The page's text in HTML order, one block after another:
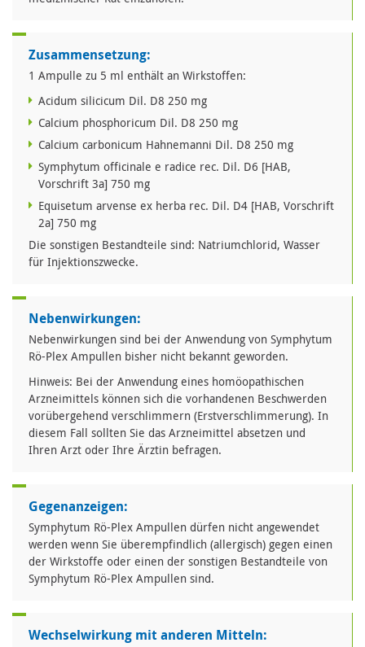
Zusammensetzung:
1 Ampulle zu 5 ml enthält an Wirkstoffen:
Acidum silicicum Dil. D8 250 mg
Calcium phosphoricum Dil. D8 250 mg
Calcium carbonicum Hahnemanni Dil. D8 250 mg
Symphytum officinale e radice rec. Dil. D6 [HAB,
Vorschrift 3a] 750 mg
Equisetum arvense ex herba rec. Dil. D4 [HAB, Vorschrift
2a] 750 mg
Die sonstigen Bestandteile sind: Natriumchlorid, Wasser
für Injektionszwecke.
Nebenwirkungen:
Nebenwirkungen sind bei der Anwendung von Symphytum
Rö-Plex Ampullen bisher nicht bekannt geworden.
Hinweis: Bei der Anwendung eines homöopathischen
Arzneimittels können sich die vorhandenen Beschwerden
vorübergehend verschlimmern (Erstverschlimmerung). In
diesem Fall sollten Sie das Arzneimittel absetzen und
Ihren Arzt oder Ihre Ärztin befragen.
Gegenanzeigen:
Symphytum Rö-Plex Ampullen dürfen nicht angewendet
werden wenn Sie überempfindlich (allergisch) gegen einen
der Wirkstoffe oder einen der sonstigen Bestandteile von
Symphytum Rö-Plex Ampullen sind.
Wechselwirkung mit anderen Mitteln: